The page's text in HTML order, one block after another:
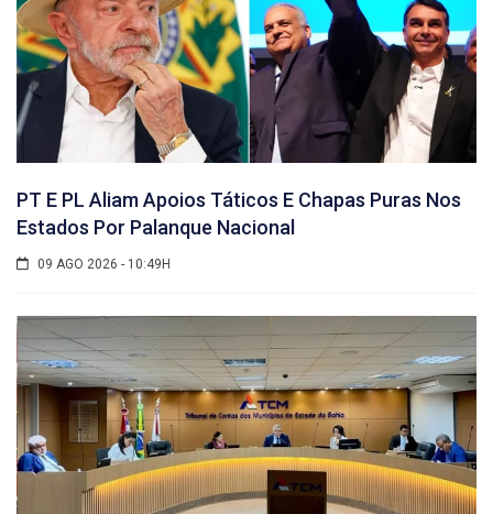
PT E PL Aliam Apoios Táticos E Chapas Puras Nos
Estados Por Palanque Nacional
09 AGO 2026 - 10:49H